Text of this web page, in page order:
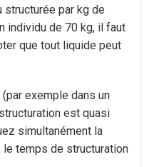
structurée par kg de
individu de 70 kg, il faut
que tout liquide peut
exemple dans un
est quasi
simultanément la
le temps de structuration